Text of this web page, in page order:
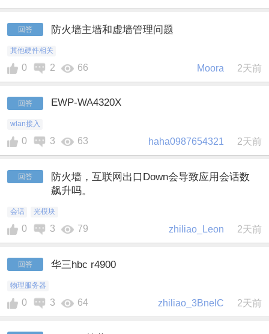
回答 防火墙主墙和虚墙管理问题
其他硬件相关
0 2 66 Moora 2天前
回答 EWP‑WA4320X
wlan接入
0 3 63 haha0987654321 2天前
回答
防火墙，互联网出口Down会导致应用会话数
飙升吗。
会话 光模块
0 3 79 zhiliao_Leon 2天前
回答 华三hbc r4900
物理服务器
0 3 64 zhiliao_3BnelC 2天前